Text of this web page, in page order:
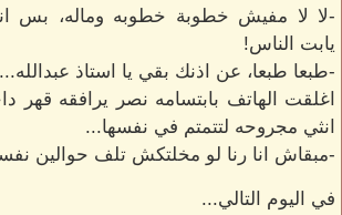
-لا لا مفيش خطوبة خطوبه وماله، بس
يابت الناس!
-طبعا طبعا، عن اذنك بقي يا استاذ عبدالله...
اغلقت الهاتف بابتسامه نصر يرافقه قهر
انثي مجروحه لتتمتم في نفسها...
-مبقاش انا رنا لو مخلتكش تلف حوالين
في اليوم التالي...